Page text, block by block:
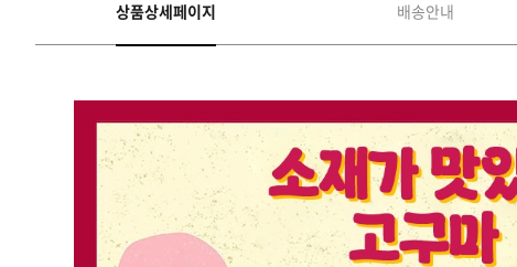
상품상세페이지 배송안내